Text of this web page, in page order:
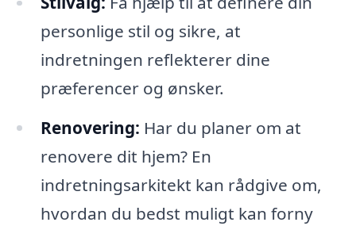
personlige stil og sikre, at
indretningen reflekterer dine
præferencer og ønsker.
Renovering: Har du planer om at
renovere dit hjem? En
indretningsarkitekt kan rådgive om,
hvordan du bedst muligt kan forny